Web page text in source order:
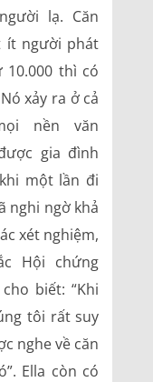
lạ. Căn
ít người phát
thì có
xảy ra ở cả
nền văn
gia đình
một lần đi
nghi ngờ khả
xét nghiệm,
Hội chứng
biết: “Khi
tôi rất suy
nghe về căn
Ella còn có